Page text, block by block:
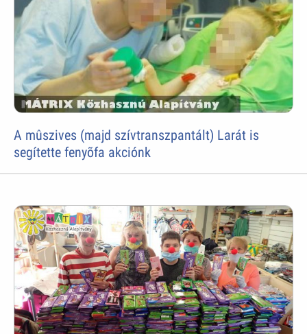
A mûszives (majd szívtranszpantált) Larát is
segítette fenyõfa akciónk